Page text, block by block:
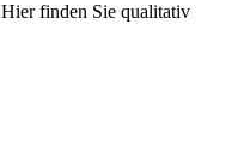
finden Sie qualitativ